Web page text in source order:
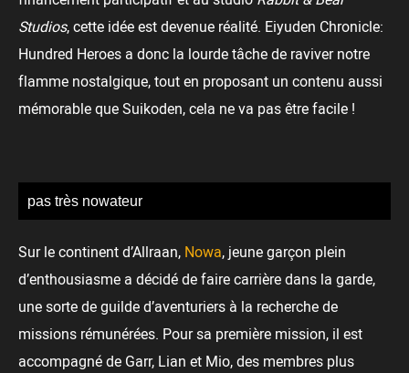
Studios, cette idée est devenue réalité. Eiyuden Chronicle:
Hundred Heroes a donc la lourde tâche de raviver notre
flamme nostalgique, tout en proposant un contenu aussi
mémorable que Suikoden, cela ne va pas être facile !
pas très nowateur
Sur le continent d’Allraan, Nowa, jeune garçon plein
d’enthousiasme a décidé de faire carrière dans la garde,
une sorte de guilde d’aventuriers à la recherche de
missions rémunérées. Pour sa première mission, il est
accompagné de Garr, Lian et Mio, des membres plus